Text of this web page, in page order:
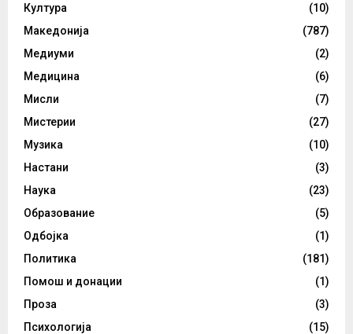
Култура
(10)
Македонија
(787)
Медиуми
(2)
Медицина
(6)
Мисли
(7)
Мистерии
(27)
Музика
(10)
Настани
(3)
Наука
(23)
Образование
(5)
Одбојка
(1)
Политика
(181)
Помош и донации
(1)
Проза
(3)
Психологија
(15)